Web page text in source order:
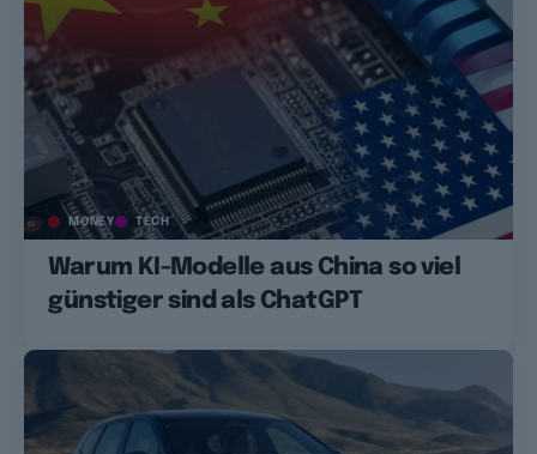
MONEY TECH
Warum KI-Modelle aus China so viel
günstiger sind als ChatGPT